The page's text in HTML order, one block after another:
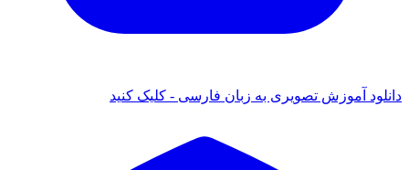
آموزش تصویری به زبان فارسی - کلیک کنید